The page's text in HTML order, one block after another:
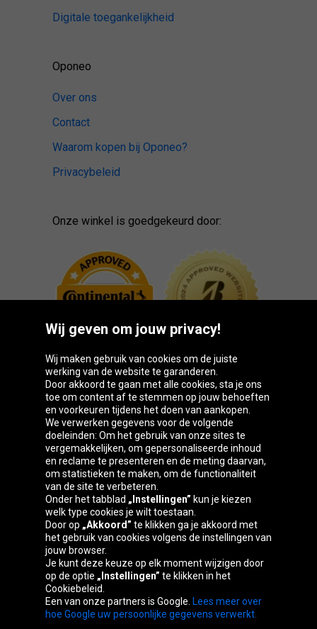
Digitale toegankelijkheid
Oponeo
Over ons
Contact
Waarom kopen bij Oponeo?
Privacybeleid
Onze winkel is goedgekeurd door:
Oponeo-groep
Belgique
Česká
republika
Deutschland Éire
España France Italia Magyarország
Österreich
republika
Kingdom
Wij geven om jouw privacy!
Wij maken gebruik van cookies om de juiste
werking van de website te garanderen.
Door akkoord te gaan met alle cookies, sta je ons
toe om content af te stemmen op jouw behoeften
en voorkeuren tijdens het doen van aankopen.
We verwerken gegevens voor de volgende
doeleinden: Om het gebruik van onze sites te
vergemakkelijken, om gepersonaliseerde inhoud
en reclame te presenteren en de meting daarvan,
om statistieken te maken, om de functionaliteit
van de site te verbeteren.
Onder het tabblad „Instellingen” kun je kiezen
welk type cookies je wilt toestaan.
Door op „Akkoord” te klikken ga je akkoord met
het gebruik van cookies volgens de instellingen van
jouw browser.
Je kunt deze keuze op elk moment wijzigen door
op de optie „Instellingen” te klikken in het
Cookiebeleid.
Een van onze partners is Google. Lees meer over
hoe Google uw persoonlijke gegevens verwerkt.